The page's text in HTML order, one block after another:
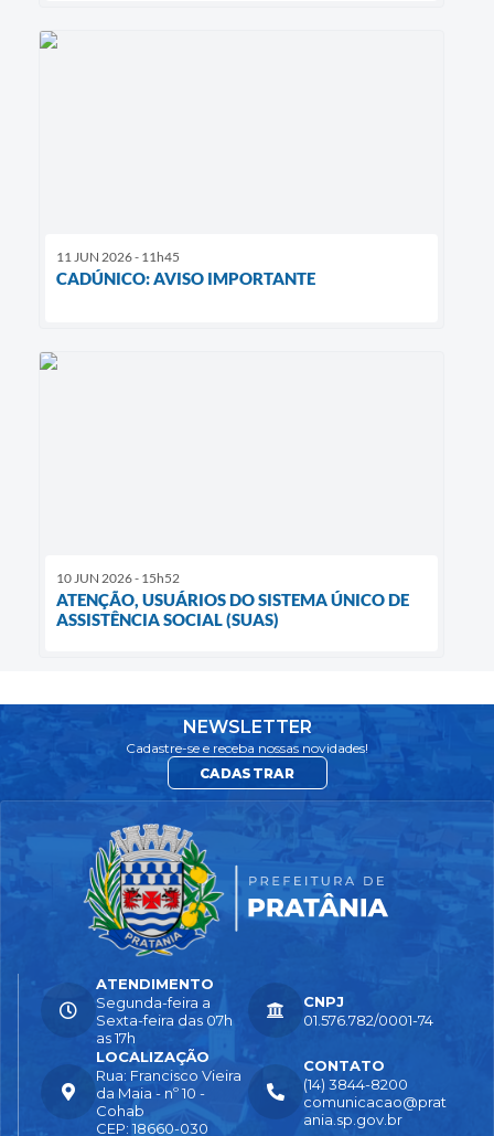
11 JUN 2026 - 11h45
CADÚNICO: AVISO IMPORTANTE
10 JUN 2026 - 15h52
ATENÇÃO, USUÁRIOS DO SISTEMA ÚNICO DE
ASSISTÊNCIA SOCIAL (SUAS)
NEWSLETTER
Cadastre-se e receba nossas novidades!
CADASTRAR
LOCALIZAÇÃO
Rua: Francisco Vieira
da Maia - nº 10 -
Cohab
CEP: 18660-030
CONTATO
(14) 3844-8200
comunicacao@prat
ania.sp.gov.br
ATENDIMENTO
Segunda-feira a
Sexta-feira das 07h
as 17h
CNPJ
01.576.782/0001-74